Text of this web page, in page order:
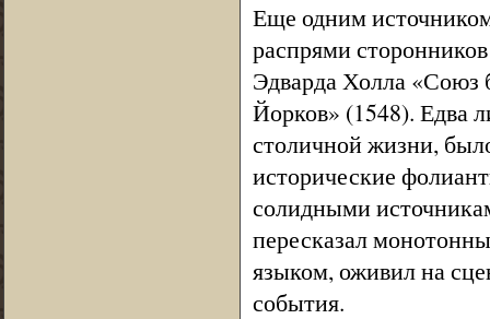
Еще одним
распрями
Эдварда Холла «Союз
Йорков» (1548). Едва
столичной жизни,
исторические
солидными
пересказал
языком, оживил на
события.